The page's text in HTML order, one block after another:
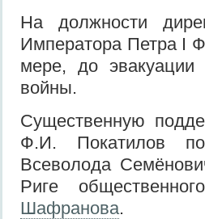
На должности
Императора Петра I
мере, до
войны.
Существенную
Ф.И. Покатилов
Всеволода
Риге
Шафранова.